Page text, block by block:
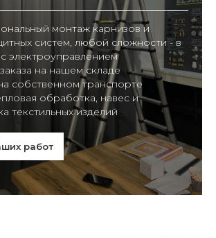
монтаж карнизов и
систем, любой сложности - в
электроуправлением
на нашем складе
собственном транспорте
обработка, навес и
текстильных изделий
работ